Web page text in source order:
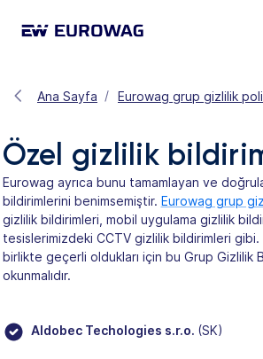
Ana Sayfa Eurowag grup gizlilik
Özel gizlilik
Eurowag ayrıca bunu tamamlayan ve
bildirimlerini benimsemiştir. Eurowag grup
gizlilik bildirimleri, mobil uygulama gizlilik
tesislerimizdeki CCTV gizlilik bildirimleri gibi.
birlikte geçerli oldukları için bu Grup Gizlilik
okunmalıdır.
Aldobec Techologies s.r.o. (SK)